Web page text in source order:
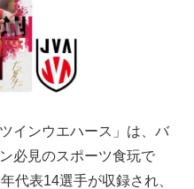
インウエハース」は、 バ
必見のスポーツ食玩で
代表14選手が収録され、